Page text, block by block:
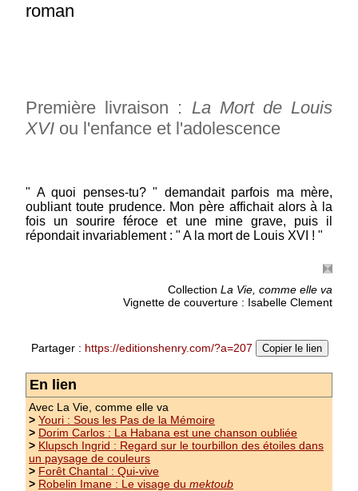
renifla les chaussures du Japonais et parut
trouver l'odeur à son goût. Jules n'était pas
rancunier. Et avant que Léa ait eu le temps de
dire quoi que ce soit, il se coucha de tout son
long, puis...(suite)
Prix : 10.00 €
roman
Première livraison : La Mort de Louis
XVI ou l'enfance et l'adolescence
" A quoi penses-tu? " demandait parfois ma mère,
oubliant toute prudence. Mon père affichait alors à la
fois un sourire féroce et une mine grave, puis il
répondait invariablement : " A la mort de Louis XVI ! "
Collection La Vie, comme elle va
Vignette de couverture : Isabelle Clement
Partager : https://editionshenry.com/?a=207 Copier le lien
En lien
Avec La Vie, comme elle va
> Youri : Sous les Pas de la Mémoire
> Dorim Carlos : La Habana est une chanson oubliée
> Klupsch Ingrid : Regard sur le tourbillon des étoiles dans
un paysage de couleurs
> Forêt Chantal : Qui-vive
> Robelin Imane : Le visage du mektoub